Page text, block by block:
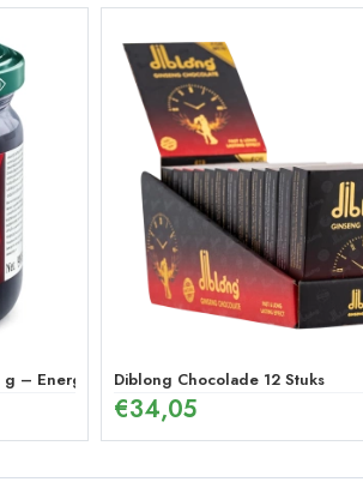
– Energetische MixDiblong Chocolade 12 Stuks
€34,05